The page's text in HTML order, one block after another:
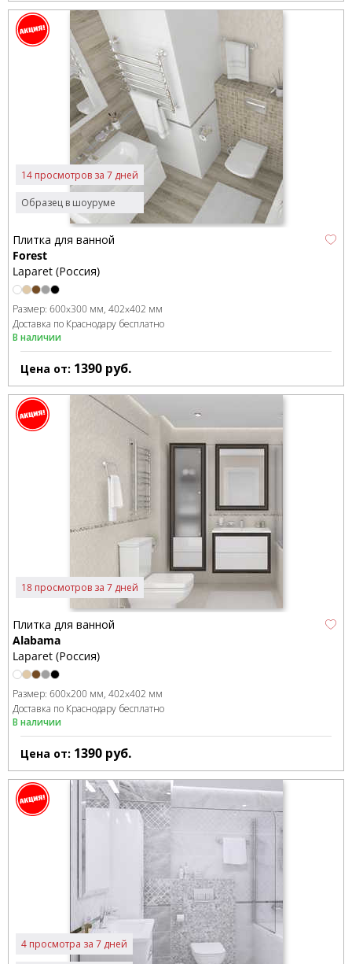
Образец в шоуруме
14 просмотров за 7 дней
Плитка для ванной
Forest
Laparet (Россия)
Размер: 600x300 мм 402x402 мм
Доставка по Краснодару бесплатно
В наличии
Цена от: 1390 руб.
18 просмотров за 7 дней
Плитка для ванной
Alabama
Laparet (Россия)
Размер: 600x200 мм 402x402 мм
Доставка по Краснодару бесплатно
В наличии
Цена от: 1390 руб.
4 просмотра за 7 дней